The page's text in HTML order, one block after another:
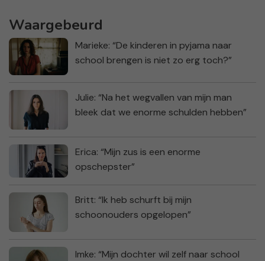
Waargebeurd
Marieke: “De kinderen in pyjama naar
school brengen is niet zo erg toch?”
Julie: “Na het wegvallen van mijn man
bleek dat we enorme schulden hebben”
Erica: “Mijn zus is een enorme
opschepster”
Britt: “Ik heb schurft bij mijn
schoonouders opgelopen”
Imke: “Mijn dochter wil zelf naar school